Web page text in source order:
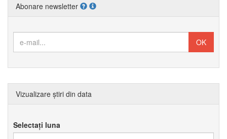
Abonare newsletter
Vizualizare știri din data
Selectați luna